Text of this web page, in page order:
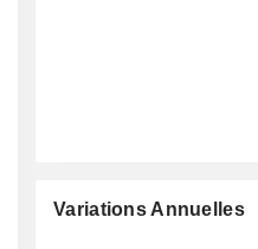
Variations Annuelles